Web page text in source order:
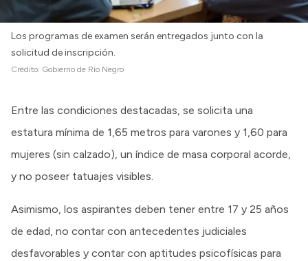
Los programas de examen serán entregados junto con la
solicitud de inscripción.
Crédito: Gobierno de Río Negro
Entre las condiciones destacadas, se solicita una
estatura mínima de 1,65 metros para varones y 1,60 para
mujeres (sin calzado), un índice de masa corporal acorde,
y no poseer tatuajes visibles.
Asimismo, los aspirantes deben tener entre 17 y 25 años
de edad, no contar con antecedentes judiciales
desfavorables y contar con aptitudes psicofísicas para